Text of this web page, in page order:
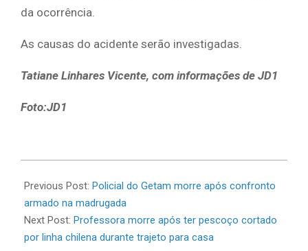
da ocorrência.
As causas do acidente serão investigadas.
Tatiane Linhares Vicente, com informações de JD1
Foto:JD1
07-
01
Previous Post: Policial do Getam morre após confronto
armado na madrugada
Next Post: Professora morre após ter pescoço cortado
por linha chilena durante trajeto para casa